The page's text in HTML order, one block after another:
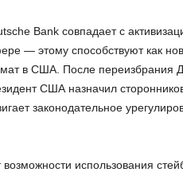
Bank совпадает с
— этому способствуют как
в США. После переизбрания
США назначил
законодательное
использования